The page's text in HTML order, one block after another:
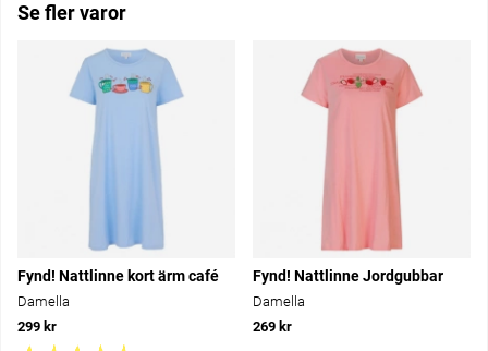
Se fler varor
Fynd! Nattlinne kort ärm café
Damella
299 kr
Fynd! Nattlinne Jordgubbar
Damella
269 kr